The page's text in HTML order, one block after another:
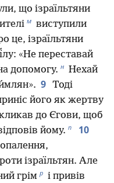
що ізраїльтяни
м виступили
це, ізраїльтяни
«Не переставай
допомогу. н Нехай
9 Тоді
його як жертву
до Єгови, щоб
йому. п 10
ізраїльтян. Але
грім р і привів